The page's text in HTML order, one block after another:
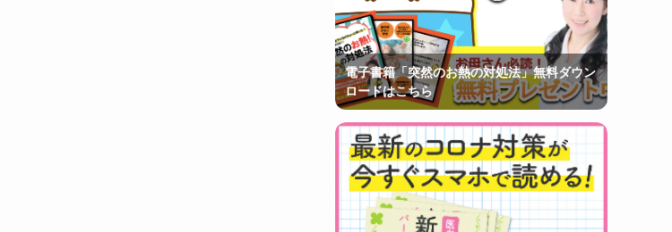
電子書籍「突然のお熱の対処法」無料ダウン
ロードはこちら